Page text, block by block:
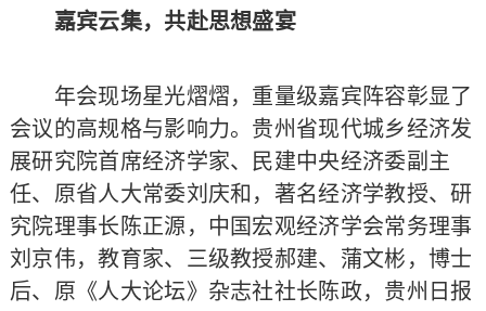
嘉宾云集，共赴思想盛宴
年会现场星光熠熠，重量级嘉宾阵容彰显了
会议的高规格与影响力。贵州省现代城乡经济发
展研究院首席经济学家、民建中央经济委副主
任、原省人大常委刘庆和，著名经济学教授、研
究院理事长陈正源，中国宏观经济学会常务理事
刘京伟，教育家、三级教授郝建、蒲文彬，博士
后、原《人大论坛》杂志社社长陈政，贵州日报